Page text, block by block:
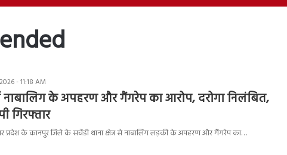
- 11:18 AM
के अपहरण और गैंगरेप का आरोप, दरोगा निलंबित,
गिरफ्तार
प्रदेश के कानपुर जिले के सचेंडी थाना क्षेत्र से नाबालिग लड़की के अपहरण और गैंगरेप का…